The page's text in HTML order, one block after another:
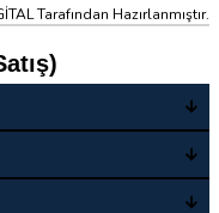
Tarafından Hazırlanmıştır.